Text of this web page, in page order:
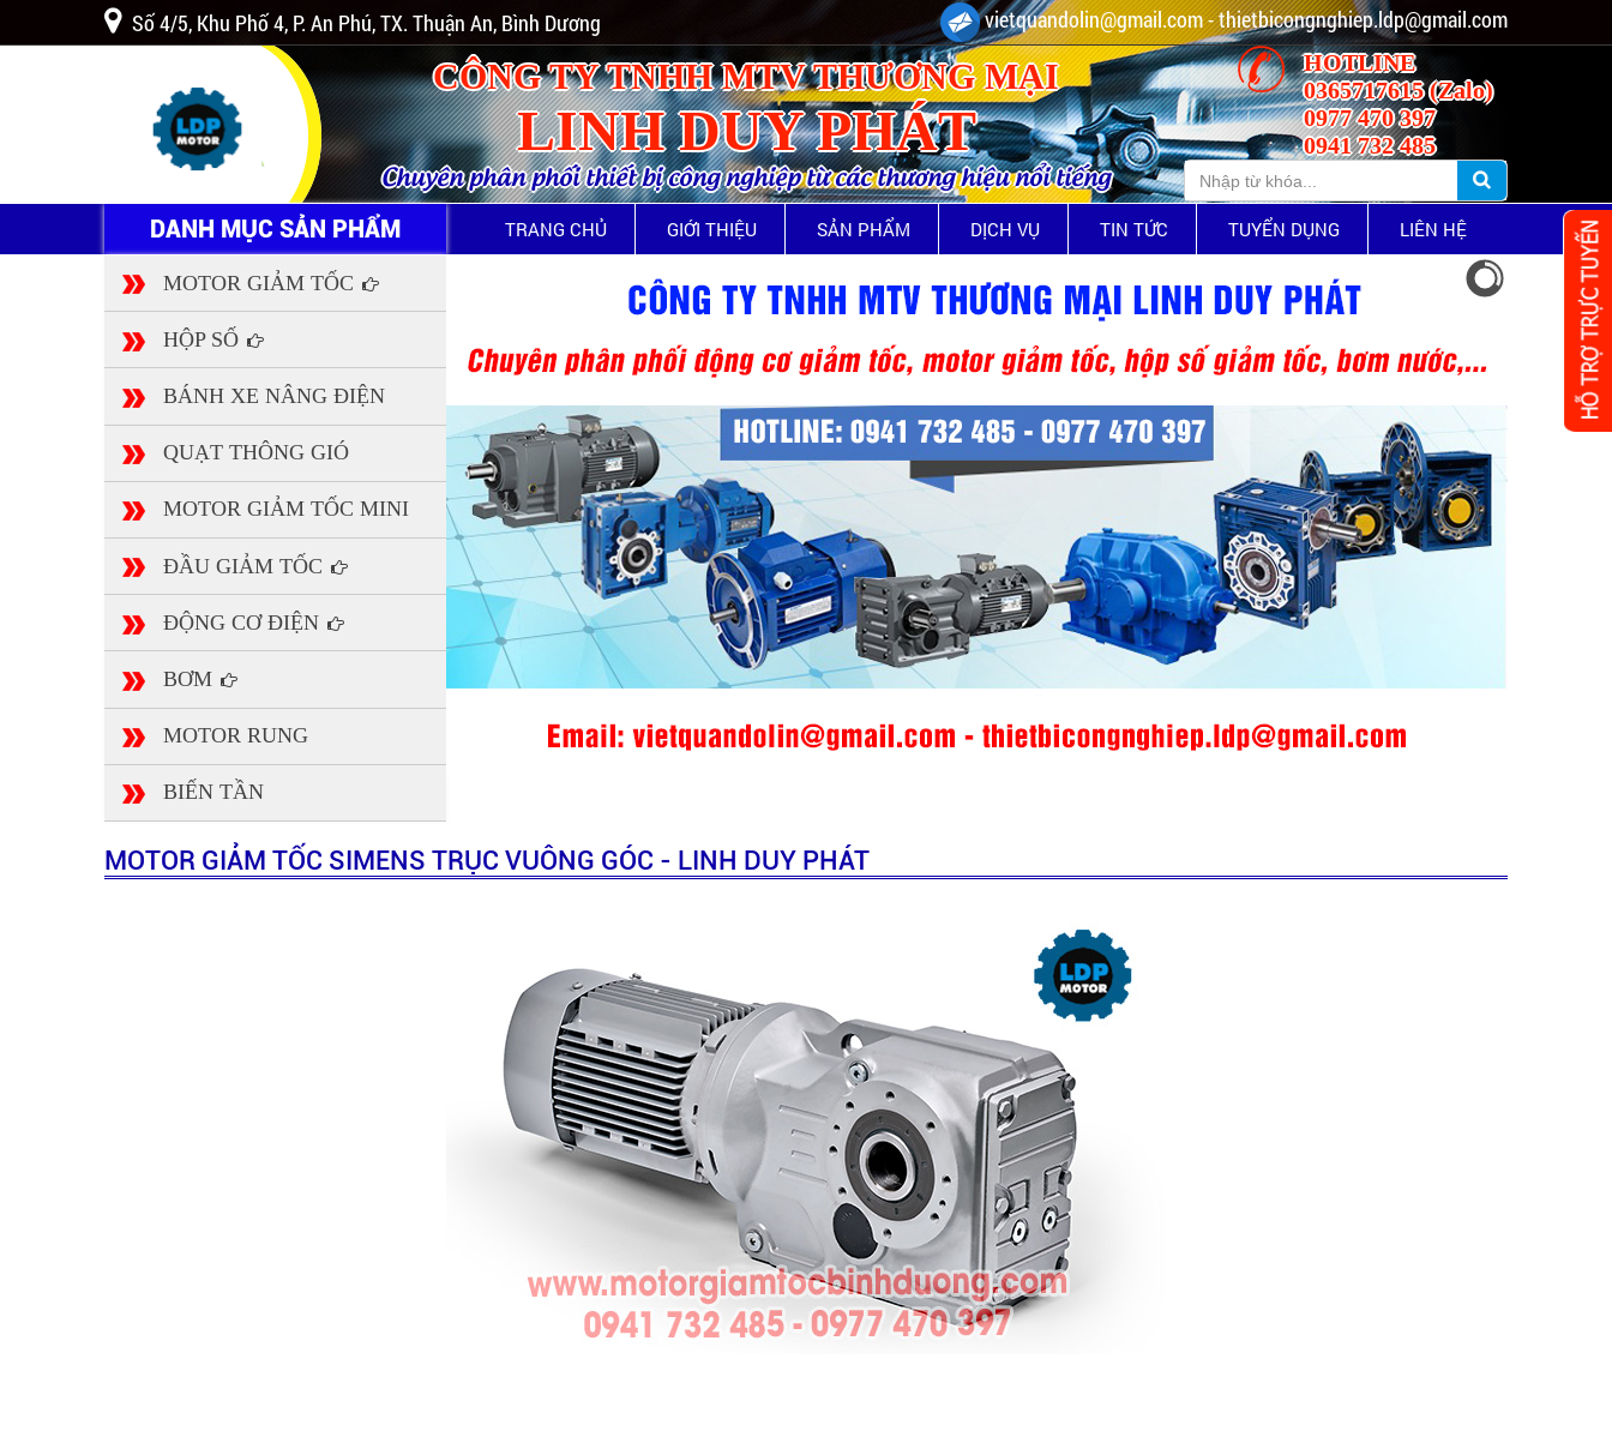
Số 4/5, Khu Phố 4, P. An Phú, TX. Thuận An, Bình Dương vietquandolin@gmail.com - thietbicongnghiep.ldp@gmail.com
CÔNG TY TNHH MTV THƯƠNG MẠI
LINH DUY PHÁT
Chuyên phân phối thiết bị công nghiệp từ các thương hiệu nổi tiếng
HOTLINE
0365717615 (Zalo)
0977 470 397
0941 732 485
DANH MỤC SẢN PHẨM TRANG CHỦ GIỚI THIỆU SẢN PHẨM DỊCH VỤ TIN TỨC TUYỂN DỤNG LIÊN HỆ
MOTOR GIẢM TỐC
HỘP SỐ
BÁNH XE NÂNG ĐIỆN
QUẠT THÔNG GIÓ
MOTOR GIẢM TỐC MINI
ĐẦU GIẢM TỐC
ĐỘNG CƠ ĐIỆN
BƠM
MOTOR RUNG
BIẾN TẦN
MOTOR GIẢM TỐC SIMENS TRỤC VUÔNG GÓC - LINH DUY PHÁT